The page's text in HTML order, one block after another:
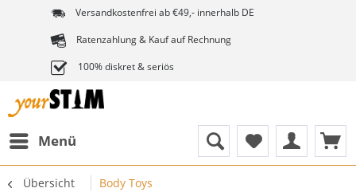
Versandkostenfrei ab €49,- innerhalb DE
Ratenzahlung & Kauf auf Rechnung
100% diskret & seriös
Menü
Übersicht Body Toys